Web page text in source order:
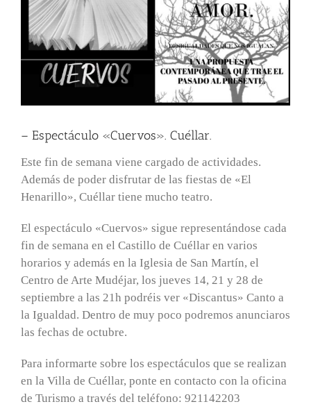
– Espectáculo «Cuervos». Cuéllar.
Este fin de semana viene cargado de actividades.
Además de poder disfrutar de las fiestas de «El
Henarillo», Cuéllar tiene mucho teatro.
El espectáculo «Cuervos» sigue representándose cada
fin de semana en el Castillo de Cuéllar en varios
horarios y además en la Iglesia de San Martín, el
Centro de Arte Mudéjar, los jueves 14, 21 y 28 de
septiembre a las 21h podréis ver «Discantus» Canto a
la Igualdad. Dentro de muy poco podremos anunciaros
las fechas de octubre.
Para informarte sobre los espectáculos que se realizan
en la Villa de Cuéllar, ponte en contacto con la oficina
de Turismo a través del teléfono: 921142203